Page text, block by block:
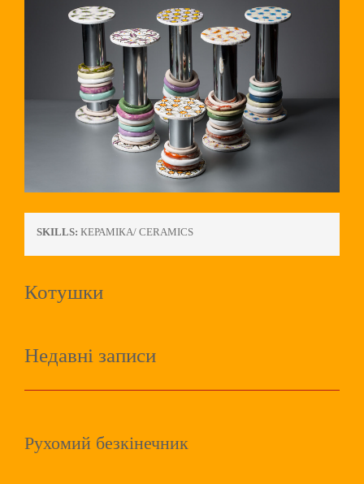
SKILLS: КЕРАМІКА/ CERAMICS
Котушки
Недавні записи
Рухомий безкінечник